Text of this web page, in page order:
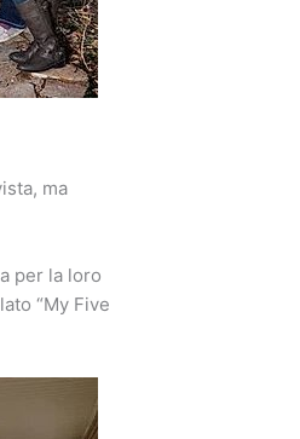
ma
per la loro
“My Five